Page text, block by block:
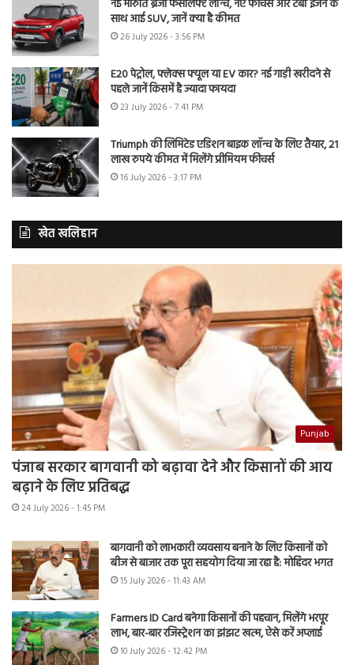
नई मारुति ब्रेजा फेसलिफ्ट लॉन्च, नए फीचर्स और टर्बो इंजन के
साथ आई SUV, जानें क्या है कीमत
26 July 2026 - 3:56 PM
E20 पेट्रोल, फ्लेक्स फ्यूल या EV कार? नई गाड़ी खरीदने से
पहले जानें किसमें है ज्यादा फायदा
23 July 2026 - 7:41 PM
Triumph की लिमिटेड एडिशन बाइक लॉन्च के लिए तैयार, 21
लाख रुपये कीमत में मिलेंगे प्रीमियम फीचर्स
16 July 2026 - 3:17 PM
खेत खलिहान
Punjab
पंजाब सरकार बागवानी को बढ़ावा देने और किसानों की आय
बढ़ाने के लिए प्रतिबद्ध
24 July 2026 - 1:45 PM
बागवानी को लाभकारी व्यवसाय बनाने के लिए किसानों को
बीज से बाजार तक पूरा सहयोग दिया जा रहा है: मोहिंदर भगत
15 July 2026 - 11:43 AM
Farmers ID Card बनेगा किसानों की पहचान, मिलेंगे भरपूर
लाभ, बार-बार रजिस्ट्रेशन का झंझट खत्म, ऐसे करें अप्लाई
10 July 2026 - 12:42 PM